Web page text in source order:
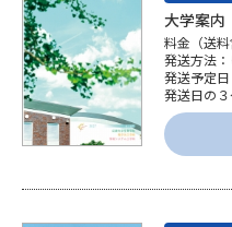
新学年スタート号特集ページ
（高3生用）
SELFBRAND特集ページ
オープンキャンパスなど
大学案内
料金（送
発送方法
発送予定日
発送日の